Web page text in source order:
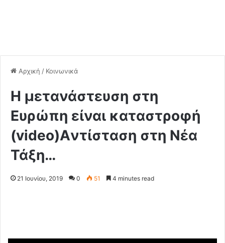
Αρχική / Κοινωνικά
Η μετανάστευση στη
Ευρώπη είναι καταστροφή
(video)Aντίσταση στη Νέα
Τάξη…
21 Ιουνίου, 2019 0 51 4 minutes read